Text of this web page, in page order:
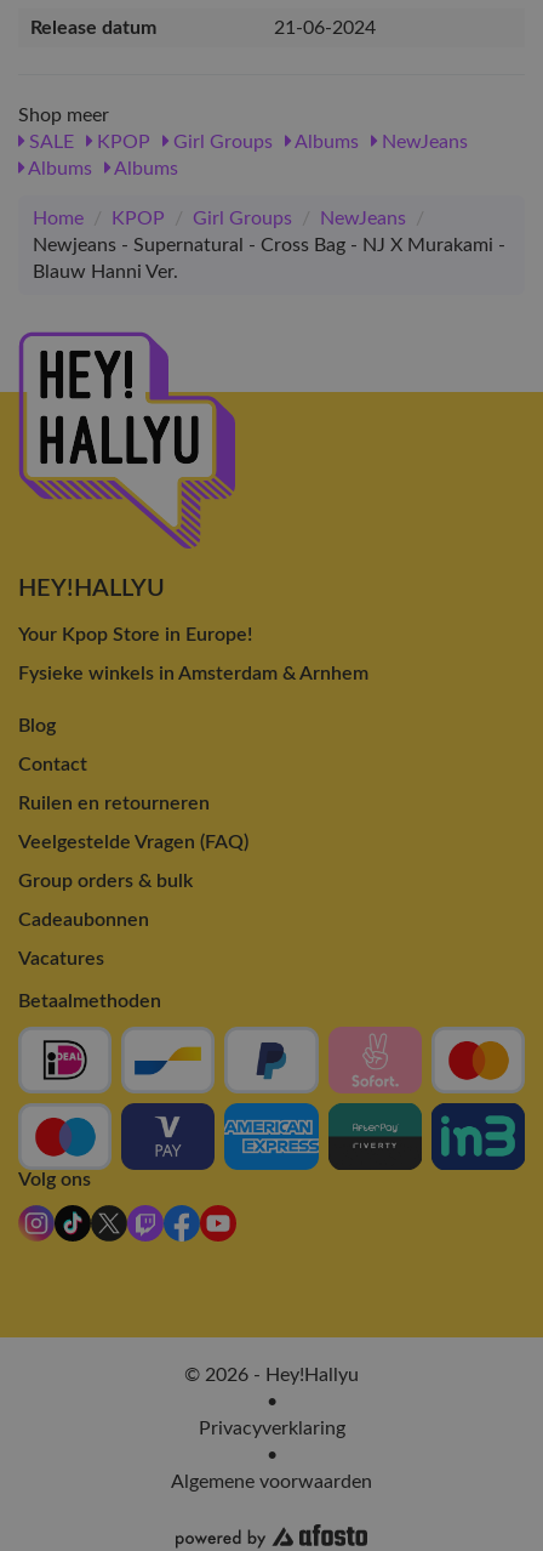
Release datum
21-06-2024
Shop meer
SALE
KPOP Girl Groups Albums
NewJeans
Albums
Albums
Home / KPOP / Girl Groups / NewJeans
/
Newjeans - Supernatural - Cross Bag - NJ X Murakami -
Blauw Hanni Ver.
HEY!HALLYU
Your Kpop Store in Europe!
Fysieke winkels in Amsterdam & Arnhem
Blog
Contact
Ruilen en retourneren
Veelgestelde Vragen (FAQ)
Group orders & bulk
Cadeaubonnen
Vacatures
Betaalmethoden
Volg ons
© 2026 - Hey!Hallyu
•
Privacyverklaring
•
Algemene voorwaarden